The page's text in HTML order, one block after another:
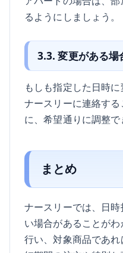
るようにしましょう。
3.3. 変更がある場
もしも指定した日時
ナースリーに連絡す
に、希望通りに調整で
まとめ
ナースリーでは、日
い場合があることが
行い、対象商品であれ